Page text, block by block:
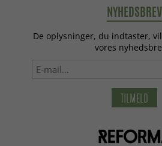
NYHEDSBREV
De oplysninger, du indtaster,
vores
TILMELD